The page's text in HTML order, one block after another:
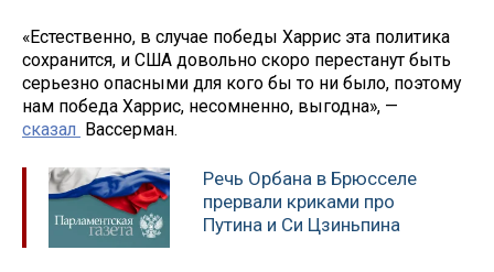
«Естественно, в случае победы Харрис эта политика
сохранится, и США довольно скоро перестанут быть
серьезно опасными для кого бы то ни было, поэтому
нам победа Харрис, несомненно, выгодна», —
сказал Вассерман.
Речь Орбана в Брюсселе
прервали криками про
Путина и Си Цзиньпина